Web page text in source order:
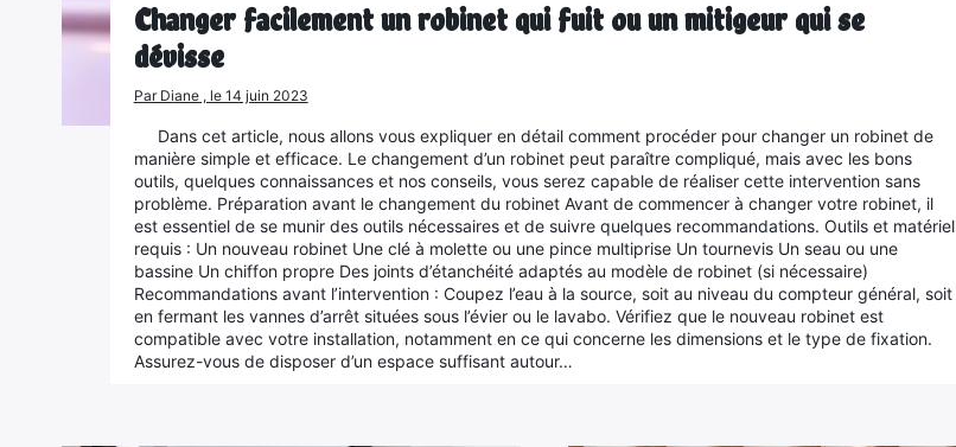
Changer facilement un robinet qui fuit ou un mitigeur qui se
dévisse
Par Diane , le 14 juin 2023
Dans cet article, nous allons vous expliquer en détail comment procéder pour changer un robinet de
manière simple et efficace. Le changement d’un robinet peut paraître compliqué, mais avec les bons
outils, quelques connaissances et nos conseils, vous serez capable de réaliser cette intervention sans
problème. Préparation avant le changement du robinet Avant de commencer à changer votre robinet, il
est essentiel de se munir des outils nécessaires et de suivre quelques recommandations. Outils et matériel
requis : Un nouveau robinet Une clé à molette ou une pince multiprise Un tournevis Un seau ou une
bassine Un chiffon propre Des joints d’étanchéité adaptés au modèle de robinet (si nécessaire)
Recommandations avant l’intervention : Coupez l’eau à la source, soit au niveau du compteur général, soit
en fermant les vannes d’arrêt situées sous l’évier ou le lavabo. Vérifiez que le nouveau robinet est
compatible avec votre installation, notamment en ce qui concerne les dimensions et le type de fixation.
Assurez-vous de disposer d’un espace suffisant autour…